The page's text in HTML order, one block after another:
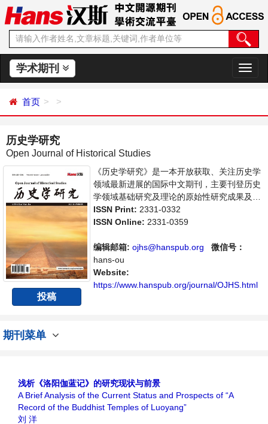
学术期刊
切
换
首页
历史学研究
Open Journal of Historical Studies
投稿
《历史学研究》是一本开放获取、关注历史学
领域最新进展的国际中文期刊，主要刊登历史
学领域基础研究及理论的原始性研究成果及前
沿报道、学者讨论和专业评论等多方面的论
文。本刊支持思想创新、学术创新，倡导科
在给世界范围内的科学家、学者、科研人员提
供一个传播、分享和讨论历史学领域内不同方
向问题与发展的交流平台。
ISSN Print: 2331-0332
ISSN Online: 2331-0359
编辑邮箱: ojhs@hanspub.org
微信号：
hans-ou
Website:
https://www.hanspub.org/journal/OJHS.html
期刊菜单
浅析《洛阳伽蓝记》的研究现状与前景
A Brief Analysis of the Current Status and Prospects of “A
Record of the Buddhist Temples of Luoyang”
刘 洋